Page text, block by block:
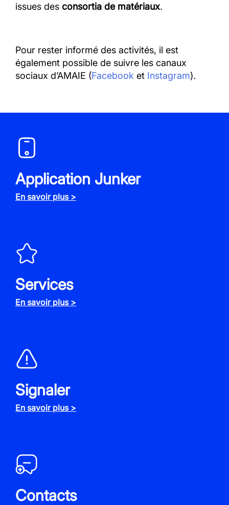
issues des consortia de matériaux.
Pour rester informé des activités, il est
également possible de suivre les canaux
sociaux d’AMAIE (Facebook et Instagram).
Application Junker
En savoir plus >
Services
En savoir plus >
Signaler
En savoir plus >
Contacts